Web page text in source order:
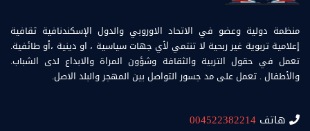
منظمة دولية وعضو في الاتحاد الاوروبي والدول الإسكندنافية ثقافية
إعلامية تربوية غير ربحية لا تنتمي لأي جهات سياسية ، او دينية ،أو طائفية.
تعمل في حقول التربية والثقافة وشؤون المراة والابداع لدى الشباب.
والأطفال . تعمل على مد جسور التواصل بين المهجر والبلد الاصل.
هاتف 004522382214